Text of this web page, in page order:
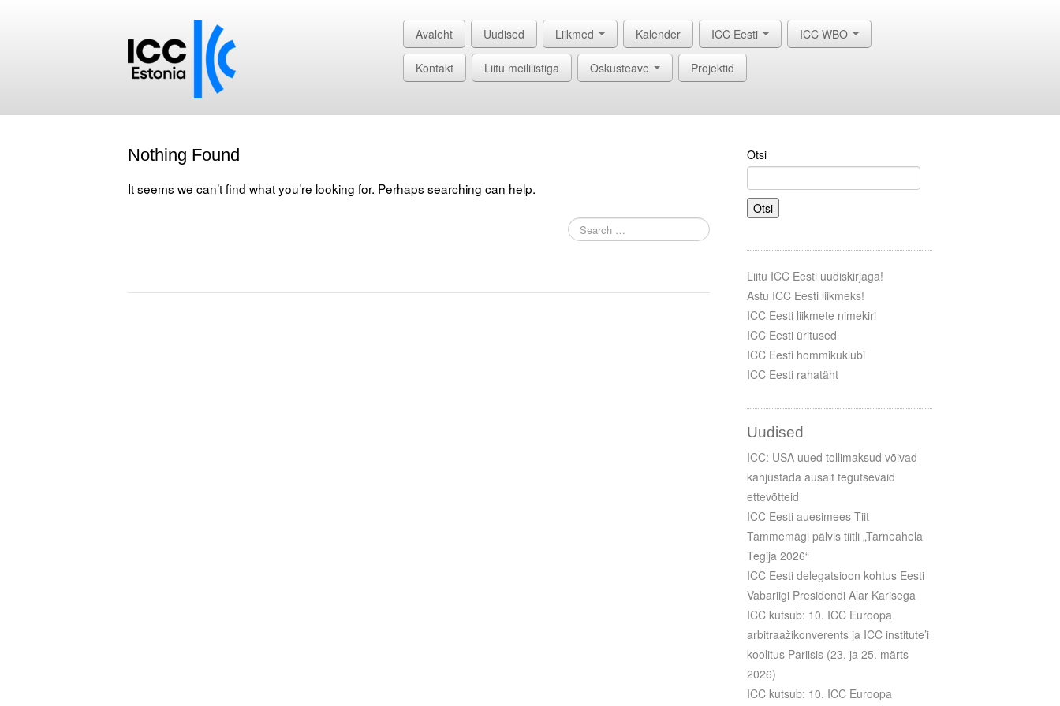
Avaleht Uudised Liikmed Kalender ICC Eesti ICC WBO
Kontakt Liitu meililistiga Oskusteave Projektid
Nothing Found
It seems we can’t find what you’re looking for. Perhaps searching can help.
Otsi
Otsi
Liitu ICC Eesti uudiskirjaga!
Astu ICC Eesti liikmeks!
ICC Eesti liikmete nimekiri
ICC Eesti üritused
ICC Eesti hommikuklubi
ICC Eesti rahatäht
Uudised
ICC: USA uued tollimaksud võivad
kahjustada ausalt tegutsevaid
ettevõtteid
ICC Eesti auesimees Tiit
Tammemägi pälvis tiitli „Tarneahela
Tegija 2026“
ICC Eesti delegatsioon kohtus Eesti
Vabariigi Presidendi Alar Karisega
ICC kutsub: 10. ICC Euroopa
arbitraažikonverents ja ICC institute’i
koolitus Pariisis (23. ja 25. märts
2026)
ICC kutsub: 10. ICC Euroopa